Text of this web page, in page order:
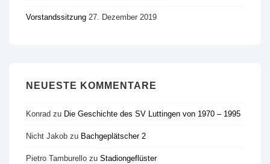
Vorstandssitzung 27. Dezember 2019
NEUESTE KOMMENTARE
Konrad zu Die Geschichte des SV Luttingen von 1970 – 1995
Nicht Jakob zu Bachgeplätscher 2
Pietro Tamburello zu Stadiongeflüster